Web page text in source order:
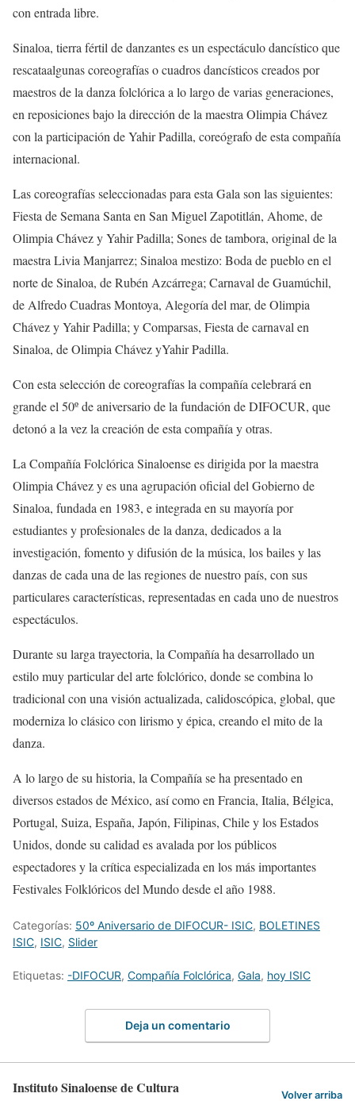
con entrada libre.
Sinaloa, tierra fértil de danzanteses un espectáculo dancístico que
rescataalgunas coreografías o cuadros dancísticos creados por
maestros de la danza folclórica a lo largo de varias generaciones,
en reposiciones bajo la dirección dela maestra Olimpia Chávez
con la participación de Yahir Padilla, coreógrafode esta compañía
internacional.
Las coreografíasseleccionadas para esta Gala son las siguientes:
Fiestade Semana Santa en San MiguelZapotitlán, Ahome, de
OlimpiaChávez yYahir Padilla;Sones de tambora, originalde la
maestra Livia Manjarrez;Sinaloa mestizo: Bodade pueblo en el
norte de Sinaloa, de RubénAzcárrega;Carnaval de Guamúchil,
de Alfredo Cuadras Montoya, Alegoría del mar, deOlimpia
Chávez y Yahir Padilla;yComparsas, Fiesta de carnaval en
Sinaloa, de OlimpiaChávez yYahir Padilla.
Con estaselección de coreografíasla compañía celebrará en
grandeel 50ºde aniversario de la fundación de DIFOCUR, que
detonó a la vez la creación de esta compañíay otras.
La Compañía Folclórica Sinaloense es dirigida por la maestra
Olimpia Chávez y es una agrupación oficial del Gobierno de
Sinaloa, fundada en 1983, e integrada en su mayoría por
estudiantes y profesionales de la danza, dedicados a la
investigación, fomento y difusión de la música, los bailes y las
danzas de cada una de las regiones de nuestro país, con sus
particulares características, representadas en cada uno de nuestros
espectáculos.
Durante su larga trayectoria, la Compañía ha desarrollado un
estilo muy particular del arte folclórico, donde se combina lo
tradicional con una visión actualizada, calidoscópica, global, que
moderniza lo clásico con lirismo y épica, creando el mito de la
danza.
A lo largo de su historia, la Compañía se ha presentado en
diversos estados de México, así como en Francia, Italia, Bélgica,
Portugal, Suiza, España, Japón, Filipinas, Chile y los Estados
Unidos, donde su calidad es avalada por los públicos
espectadores y la crítica especializada en los más importantes
Festivales Folklóricos del Mundo desde el año 1988.
Categorías: 50º Aniversario de DIFOCUR- ISIC, BOLETINES
ISIC, ISIC, Slider
Etiquetas: -DIFOCUR, Compañía Folclórica, Gala, hoy ISIC
Deja un comentario
Instituto Sinaloense de Cultura Volver arriba